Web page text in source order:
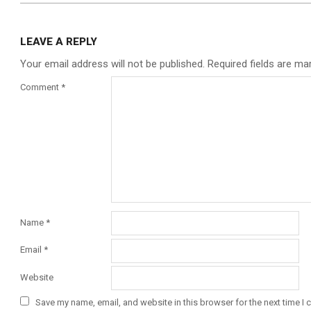
LEAVE A REPLY
Your email address will not be published. Required fields are
Comment *
Name *
Email *
Website
Save my name, email, and website in this browser for the next time I